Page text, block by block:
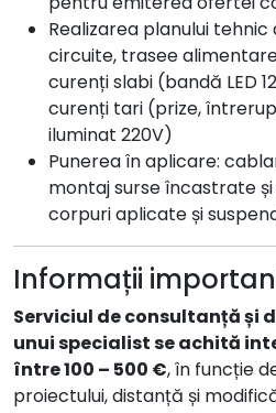
Realizarea planului
circuite, trasee
curenți slabi (bandă LED
curenți tari (prize,
iluminat 220V)
Punerea în aplicare:
montaj surse încastrate
corpuri aplicate și
Informații
Serviciul de consultanță și
unui specialist se achită
între 100 – 500 €, în funcție
proiectului, distanță și